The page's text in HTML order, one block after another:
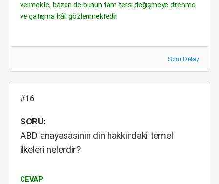
vermekte; bazen de bunun tam tersi değişmeye direnme
ve çatışma hâli gözlenmektedir.
Soru Detay
#16
SORU:
ABD anayasasının din hakkındaki temel
ilkeleri nelerdir?
CEVAP: